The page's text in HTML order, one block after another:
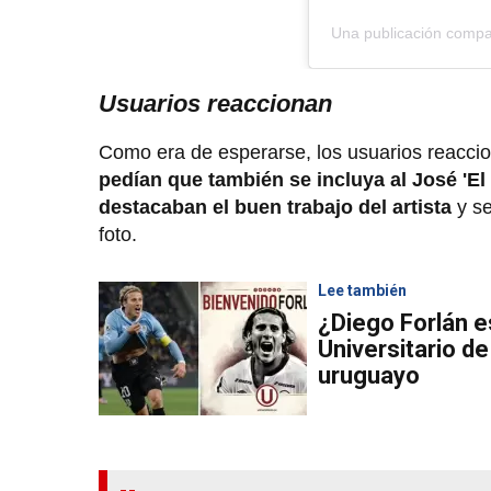
Una publicación
Usuarios reaccionan
Como era de esperarse, los usuarios
pedían que también se incluya al José
destacaban el buen trabajo del artista y
foto.
Lee también
¿Diego Forlán
Universitario
uruguayo